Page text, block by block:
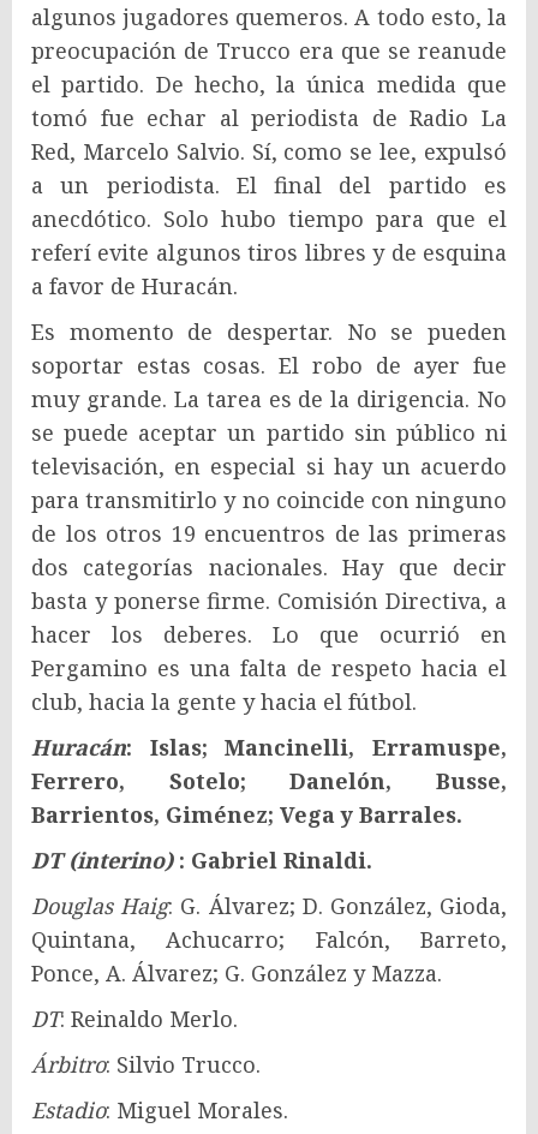
algunos jugadores quemeros. A todo esto, la
preocupación de Trucco era que se reanude
el partido. De hecho, la única medida que
tomó fue echar al periodista de Radio La
Red, Marcelo Salvio. Sí, como se lee, expulsó
a un periodista. El final del partido es
anecdótico. Solo hubo tiempo para que el
referí evite algunos tiros libres y de esquina
a favor de Huracán.
Es momento de despertar. No se pueden
soportar estas cosas. El robo de ayer fue
muy grande. La tarea es de la dirigencia. No
se puede aceptar un partido sin público ni
televisación, en especial si hay un acuerdo
para transmitirlo y no coincide con ninguno
de los otros 19 encuentros de las primeras
dos categorías nacionales. Hay que decir
basta y ponerse firme. Comisión Directiva, a
hacer los deberes. Lo que ocurrió en
Pergamino es una falta de respeto hacia el
club, hacia la gente y hacia el fútbol.
Huracán: Islas; Mancinelli, Erramuspe,
Ferrero, Sotelo; Danelón, Busse,
Barrientos, Giménez; Vega y Barrales.
DT (interino) : Gabriel Rinaldi.
Douglas Haig: G. Álvarez; D. González, Gioda,
Quintana, Achucarro; Falcón, Barreto,
Ponce, A. Álvarez; G. González y Mazza.
DT: Reinaldo Merlo.
Árbitro: Silvio Trucco.
Estadio: Miguel Morales.